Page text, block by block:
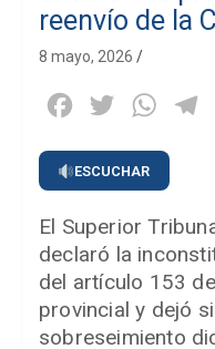
reenvío de la
8 mayo, 2026
Facebook
Twitter
ESCUCHAR
El Superior
declaró la
del artículo 153
provincial y dejó
sobreseimiento